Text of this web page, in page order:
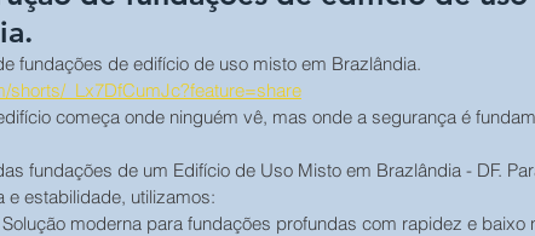
fundações de edifício de uso misto em Brazlândia.
shorts/_Lx7DfCumJc?feature=share
começa onde ninguém vê, mas onde a segurança é
fundações de um Edifício de Uso Misto em Brazlândia - DF.
e estabilidade, utilizamos:
moderna para fundações profundas com rapidez e baixo